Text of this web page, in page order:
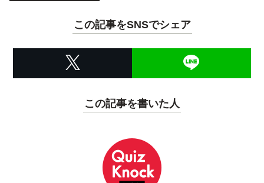
この記事をSNSでシェア
この記事を書いた人